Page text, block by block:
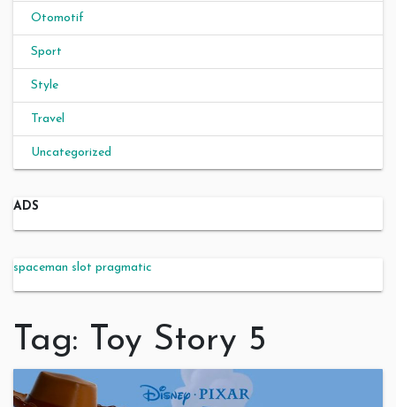
Otomotif
Sport
Style
Travel
Uncategorized
ADS
spaceman slot pragmatic
Tag: Toy Story 5